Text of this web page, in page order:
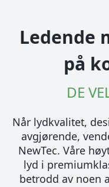
Ledende
på
DE
Når lydkvalitet,
avgjørende,
NewTec. Våre
lyd i
betrodd av noen